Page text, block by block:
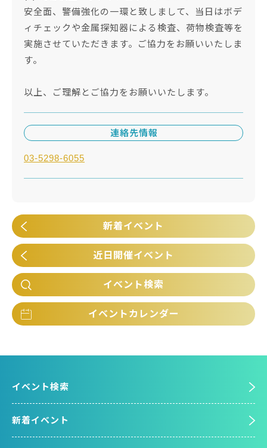
安全面、警備強化の一環と致しまして、当日はボデ
ィチェックや金属探知器による検査、荷物検査等を
実施させていただきます。ご協力をお願いいたしま
す。
以上、ご理解とご協力をお願いいたします。
連絡先情報
03-5298-6055
新着イベント
近日開催イベント
イベント検索
イベントカレンダー
イベント検索
新着イベント